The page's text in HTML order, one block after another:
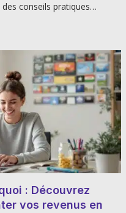
conseils pratiques…
: Découvrez
vos revenus en